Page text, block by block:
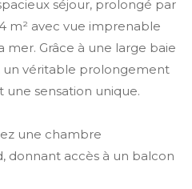
séjour, prolongé par
m² avec vue imprenable
mer. Grâce à une large baie
un véritable prolongement
une sensation unique.
une chambre
donnant accès à un balcon